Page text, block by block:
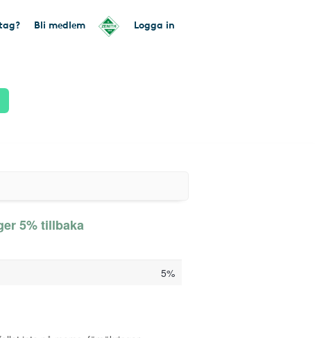
Bli medlem Logga in
5% tillbaka
5%